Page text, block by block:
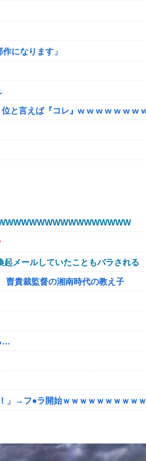
になります」
位と言えば『コレ』w w w w w w w
世界をメロメロに
社男たち！裏で告発した結果、部
！」と絡まれた→「Netflixですが…
ェンジで間違い電話ループ⇒極道
…
破ｗｗｗｗ
ありがとう」
世界をメロメロに
の数十年先を行っていたと話題に
起メールしていたこともバラされる
貴裁監督の湘南時代の教え子
…
」→フ●ラ開始ｗｗｗｗｗｗｗｗｗｗ